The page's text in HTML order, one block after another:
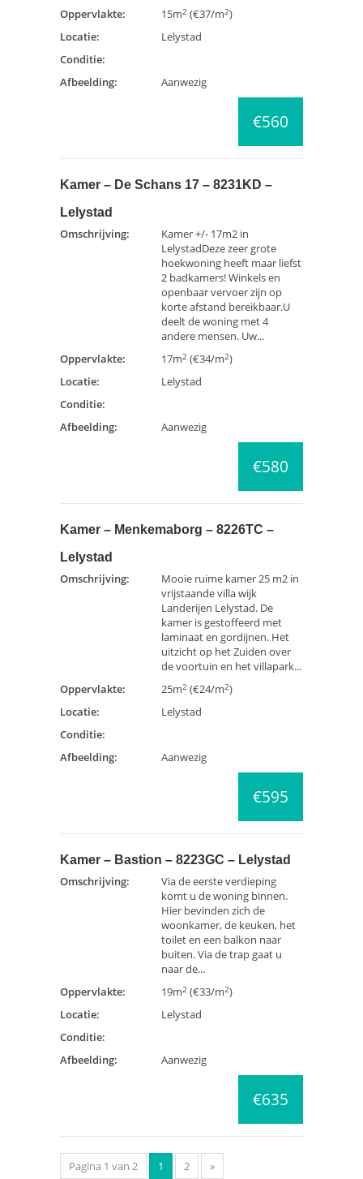
Oppervlakte:
15m2 (€37/m2)
Locatie:
Lelystad
Conditie:
Afbeelding:
Aanwezig
€560
Kamer – De Schans 17 – 8231KD –
Lelystad
Omschrijving:
Kamer +/- 17m2 in
LelystadDeze zeer grote
hoekwoning heeft maar liefst
2 badkamers! Winkels en
openbaar vervoer zijn op
korte afstand bereikbaar.U
deelt de woning met 4
andere mensen. Uw...
Oppervlakte:
17m2 (€34/m2)
Locatie:
Lelystad
Conditie:
Afbeelding:
Aanwezig
€580
Kamer – Menkemaborg – 8226TC –
Lelystad
Omschrijving:
Mooie ruime kamer 25 m2 in
vrijstaande villa wijk
Landerijen Lelystad. De
kamer is gestoffeerd met
laminaat en gordijnen. Het
uitzicht op het Zuiden over
de voortuin en het villapark...
Oppervlakte:
25m2 (€24/m2)
Locatie:
Lelystad
Conditie:
Afbeelding:
Aanwezig
€595
Kamer – Bastion – 8223GC – Lelystad
Omschrijving:
Via de eerste verdieping
komt u de woning binnen.
Hier bevinden zich de
woonkamer, de keuken, het
toilet en een balkon naar
buiten. Via de trap gaat u
naar de...
Oppervlakte:
19m2 (€33/m2)
Locatie:
Lelystad
Conditie:
Afbeelding:
Aanwezig
€635
Pagina 1 van 2 1 2 »